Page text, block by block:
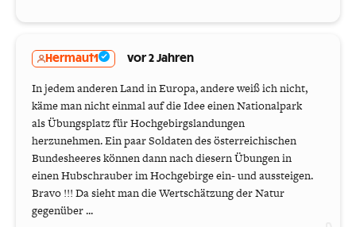
Hermaut1 vor 2 Jahren
In jedem anderen Land in Europa, andere weiß ich nicht,
käme man nicht einmal auf die Idee einen Nationalpark
als Übungsplatz für Hochgebirgslandungen
herzunehmen. Ein paar Soldaten des österreichischen
Bundesheeres können dann nach diesern Übungen in
einen Hubschrauber im Hochgebirge ein- und aussteigen.
Bravo !!! Da sieht man die Wertschätzung der Natur
gegenüber ...